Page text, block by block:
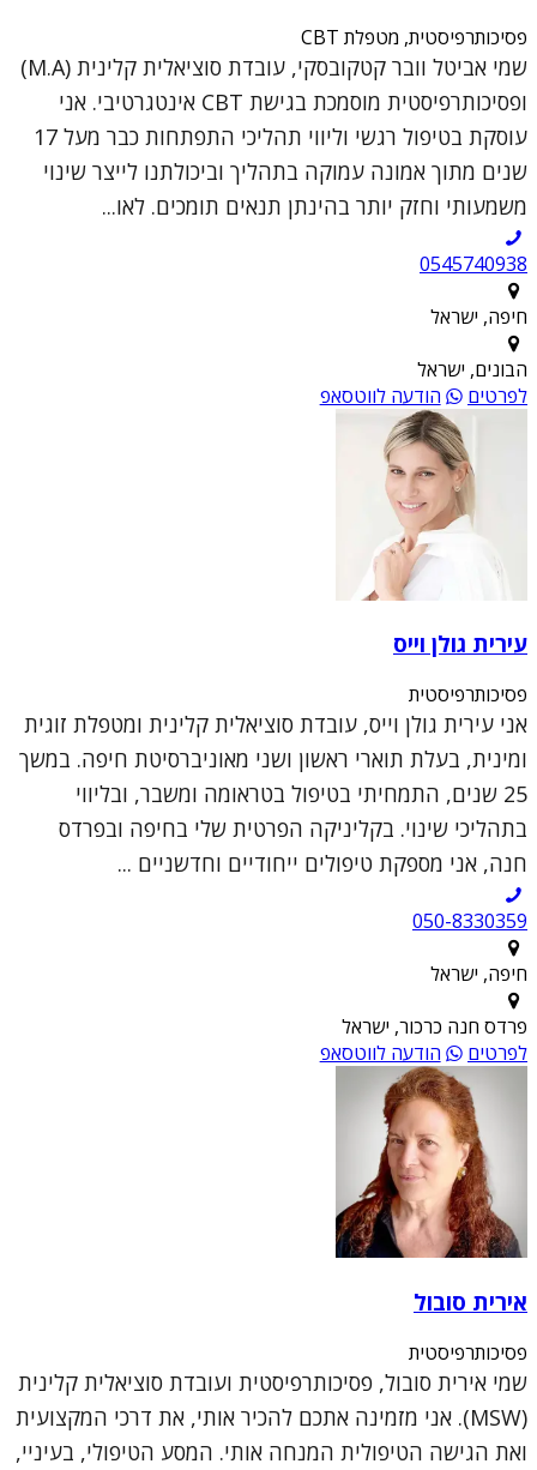
פסיכותרפיסטית, מטפלת CBT
שמי אביטל וובר קטקובסקי, עובדת סוציאלית קלינית (M.A)
ופסיכותרפיסטית מוסמכת בגישת CBT אינטגרטיבי. אני
עוסקת בטיפול רגשי וליווי תהליכי התפתחות כבר מעל 17
שנים מתוך אמונה עמוקה בתהליך וביכולתנו לייצר שינוי
משמעותי וחזק יותר בהינתן תנאים תומכים. לאו...
0545740938
חיפה, ישראל
הבונים, ישראל
לפרטים
הודעה לווטסאפ
עירית גולן וייס
פסיכותרפיסטית
אני עירית גולן וייס, עובדת סוציאלית קלינית ומטפלת זוגית
ומינית, בעלת תוארי ראשון ושני מאוניברסיטת חיפה. במשך
25 שנים, התמחיתי בטיפול בטראומה ומשבר, ובליווי
בתהליכי שינוי. בקליניקה הפרטית שלי בחיפה ובפרדס
חנה, אני מספקת טיפולים ייחודיים וחדשניים ...
050-8330359
חיפה, ישראל
פרדס חנה כרכור, ישראל
לפרטים
הודעה לווטסאפ
אירית סובול
פסיכותרפיסטית
שמי אירית סובול, פסיכותרפיסטית ועובדת סוציאלית קלינית
(MSW). אני מזמינה אתכם להכיר אותי, את דרכי המקצועית
ואת הגישה הטיפולית המנחה אותי. המסע הטיפולי, בעיניי,